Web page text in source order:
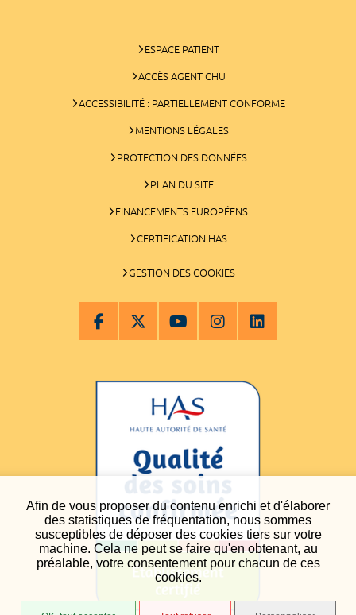
Afin de vous proposer du contenu enrichi et d'élaborer
des statistiques de fréquentation, nous sommes
susceptibles de déposer des cookies tiers sur votre
machine. Cela ne peut se faire qu'en obtenant, au
préalable, votre consentement pour chacun de ces
cookies.
ESPACE PATIENT
ACCÈS AGENT CHU
ACCESSIBILITÉ : PARTIELLEMENT CONFORME
MENTIONS LÉGALES
PROTECTION DES DONNÉES
PLAN DU SITE
FINANCEMENTS EUROPÉENS
CERTIFICATION HAS
GESTION DES COOKIES